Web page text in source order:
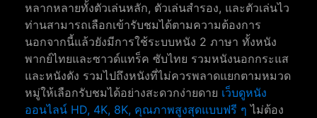
หลากหลายทั้งตัวเล่นหลัก, ตัวเล่นสำรอง, และตัวเล่นไว
ท่านสามารถเลือกเข้ารับชมได้ตามความต้องการ
นอกจากนี้แล้วยังมีการใช้ระบบหนัง 2 ภาษา ทั้งหนัง
พากย์ไทยและซาวด์แทร็ค ซับไทย รวมหนังนอกกระแส
และหนังดัง รวมไปถึงหนังที่ไม่ควรพลาดแยกตามหมวด
หมู่ให้เลือกรับชมได้อย่างสะดวกง่ายดาย เว็บดูหนัง
ออนไลน์ HD, 4K, 8K, คุณภาพสูงสุดแบบฟรี ๆ ไม่ต้อง